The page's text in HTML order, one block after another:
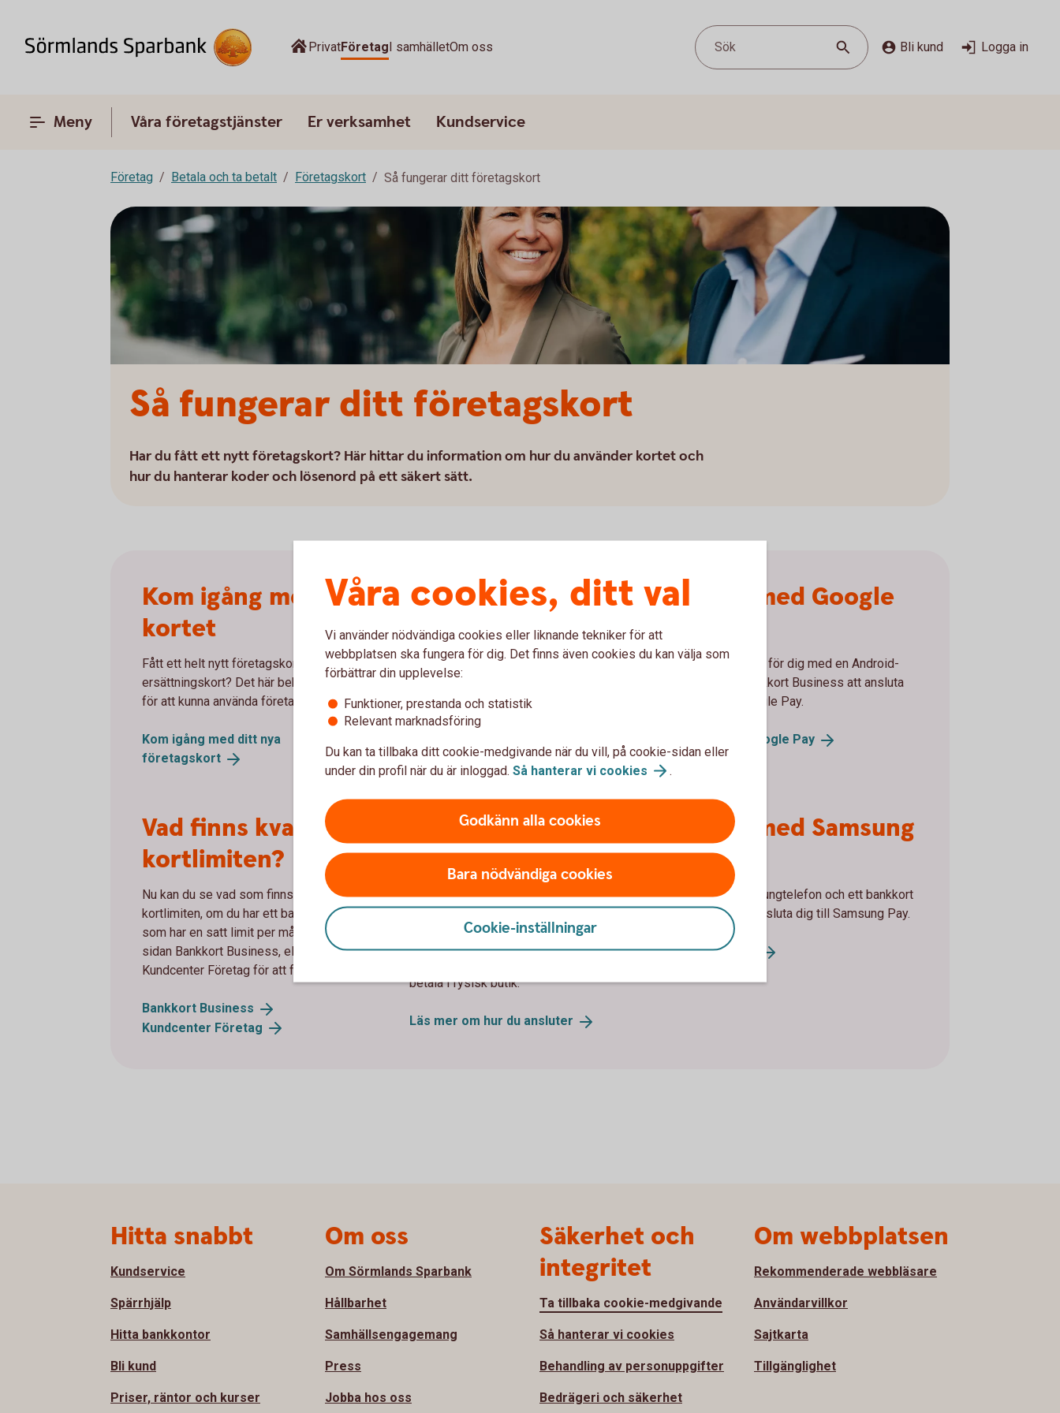
PrivatFöretagI samhälletOm oss Sök Bli kund Logga in
Meny Våra företagstjänster Er verksamhet Kundservice
Företag Betala och ta betalt Företagskort Så fungerar ditt företagskort
Så fungerar ditt företagskort
Har du fått ett nytt företagskort? Här hittar du information om hur du använder kortet och
hur du hanterar koder och lösenord på ett säkert sätt.
Kom igång med nya
kortet
Fått ett helt nytt företagskort eller ett
ersättningskort? Det här behöver du göra
för att kunna använda företagets nya kort.
Kom igång med ditt nya
företagskort
Använd företagets
kort säkert
Att handla med kort är tryggt, förutsatt att
du hanterar företagets kort och koder på ett
säkert sätt. Läs om vad du bör tänka på.
Betala med Google
Det är nu möjligt för dig med en Android-
telefon och bankkort Business att ansluta
ditt kort till Google Pay.
Betala med Google Pay
Vad finns kvar av
kortlimiten?
Nu kan du se vad som finns kvar av
kortlimiten, om du har ett bankkort Business
som har en satt limit per månad. Läs mer på
sidan Bankkort Business, eller kontakta
Kundcenter Företag för att få hjälp.
Bankkort Business
Kundcenter Företag
Nu kan du ansluta
kortet till Fidesmo
Pay
Med Fidesmo Pay kan du enkelt ansluta ditt
betala i fysisk butik.
Läs mer om hur du ansluter
Betala med Samsung
Pay
Har du en Samsungtelefon och ett bankkort
Business kan ansluta dig till Samsung Pay.
Samsung
Våra cookies, ditt val
Vi använder nödvändiga cookies eller liknande tekniker för att
webbplatsen ska fungera för dig. Det finns även cookies du kan välja som
förbättrar din upplevelse:
Funktioner, prestanda och statistik
Relevant marknadsföring
Du kan ta tillbaka ditt cookie-medgivande när du vill, på cookie-sidan eller
under din profil när du är inloggad. Så hanterar vi cookies .
Godkänn alla cookies
Bara nödvändiga cookies
Cookie-inställningar
Hitta snabbt
Kundservice
Spärrhjälp
Hitta bankkontor
Bli kund
Priser, räntor och kurser
Om oss
Om Sörmlands Sparbank
Hållbarhet
Samhällsengagemang
Press
Jobba hos oss
Säkerhet och
integritet
Ta tillbaka cookie-medgivande
Så hanterar vi cookies
Behandling av personuppgifter
Bedrägeri och säkerhet
Om webbplatsen
Rekommenderade webbläsare
Användarvillkor
Sajtkarta
Tillgänglighet